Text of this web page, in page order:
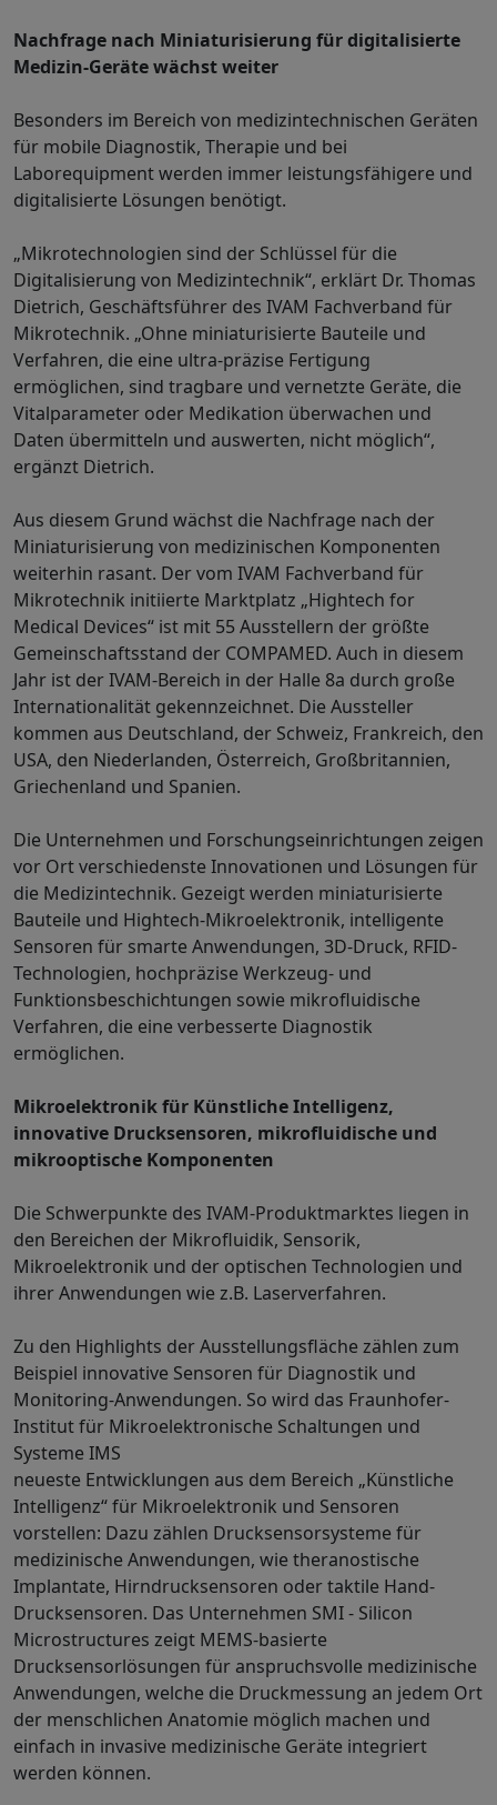
Nachfrage nach Miniaturisierung für digitalisierte
Medizin-Geräte wächst weiter
Besonders im Bereich von medizintechnischen Geräten
für mobile Diagnostik, Therapie und bei
Laborequipment werden immer leistungsfähigere und
digitalisierte Lösungen benötigt.
„Mikrotechnologien sind der Schlüssel für die
Digitalisierung von Medizintechnik“, erklärt Dr. Thomas
Dietrich, Geschäftsführer des IVAM Fachverband für
Mikrotechnik. „Ohne miniaturisierte Bauteile und
Verfahren, die eine ultra-präzise Fertigung
ermöglichen, sind tragbare und vernetzte Geräte, die
Vitalparameter oder Medikation überwachen und
Daten übermitteln und auswerten, nicht möglich“,
ergänzt Dietrich.
Aus diesem Grund wächst die Nachfrage nach der
Miniaturisierung von medizinischen Komponenten
weiterhin rasant. Der vom IVAM Fachverband für
Mikrotechnik initiierte Marktplatz „Hightech for
Medical Devices“ ist mit 55 Ausstellern der größte
Gemeinschaftsstand der COMPAMED. Auch in diesem
Jahr ist der IVAM-Bereich in der Halle 8a durch große
Internationalität gekennzeichnet. Die Aussteller
kommen aus Deutschland, der Schweiz, Frankreich, den
USA, den Niederlanden, Österreich, Großbritannien,
Griechenland und Spanien.
Die Unternehmen und Forschungseinrichtungen zeigen
vor Ort verschiedenste Innovationen und Lösungen für
die Medizintechnik. Gezeigt werden miniaturisierte
Bauteile und Hightech-Mikroelektronik, intelligente
Sensoren für smarte Anwendungen, 3D-Druck, RFID-
Technologien, hochpräzise Werkzeug- und
Funktionsbeschichtungen sowie mikrofluidische
Verfahren, die eine verbesserte Diagnostik
ermöglichen.
Mikroelektronik für Künstliche Intelligenz,
innovative Drucksensoren, mikrofluidische und
mikrooptische Komponenten
Die Schwerpunkte des IVAM-Produktmarktes liegen in
den Bereichen der Mikrofluidik, Sensorik,
Mikroelektronik und der optischen Technologien und
ihrer Anwendungen wie z.B. Laserverfahren.
Zu den Highlights der Ausstellungsfläche zählen zum
Beispiel innovative Sensoren für Diagnostik und
Monitoring-Anwendungen. So wird das Fraunhofer-
Institut für Mikroelektronische Schaltungen und
Systeme IMS
neueste Entwicklungen aus dem Bereich „Künstliche
Intelligenz“ für Mikroelektronik und Sensoren
vorstellen: Dazu zählen Drucksensorsysteme für
medizinische Anwendungen, wie theranostische
Implantate, Hirndrucksensoren oder taktile Hand-
Drucksensoren. Das Unternehmen SMI - Silicon
Microstructures zeigt MEMS-basierte
Drucksensorlösungen für anspruchsvolle medizinische
Anwendungen, welche die Druckmessung an jedem Ort
der menschlichen Anatomie möglich machen und
einfach in invasive medizinische Geräte integriert
werden können.